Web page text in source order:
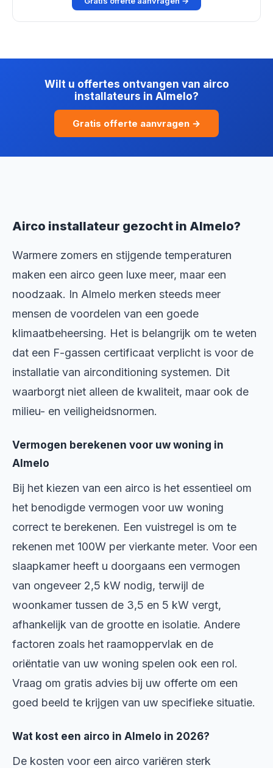
Wilt u offertes ontvangen van airco
installateurs in Almelo?
Gratis offerte aanvragen →
Airco installateur gezocht in Almelo?
Warmere zomers en stijgende temperaturen
maken een airco geen luxe meer, maar een
noodzaak. In Almelo merken steeds meer
mensen de voordelen van een goede
klimaatbeheersing. Het is belangrijk om te weten
dat een F-gassen certificaat verplicht is voor de
installatie van airconditioning systemen. Dit
waarborgt niet alleen de kwaliteit, maar ook de
milieu- en veiligheidsnormen.
Vermogen berekenen voor uw woning in
Almelo
Bij het kiezen van een airco is het essentieel om
het benodigde vermogen voor uw woning
correct te berekenen. Een vuistregel is om te
rekenen met 100W per vierkante meter. Voor een
slaapkamer heeft u doorgaans een vermogen
van ongeveer 2,5 kW nodig, terwijl de
woonkamer tussen de 3,5 en 5 kW vergt,
afhankelijk van de grootte en isolatie. Andere
factoren zoals het raamoppervlak en de
oriëntatie van uw woning spelen ook een rol.
Vraag om gratis advies bij uw offerte om een
goed beeld te krijgen van uw specifieke situatie.
Wat kost een airco in Almelo in 2026?
De kosten voor een airco variëren sterk